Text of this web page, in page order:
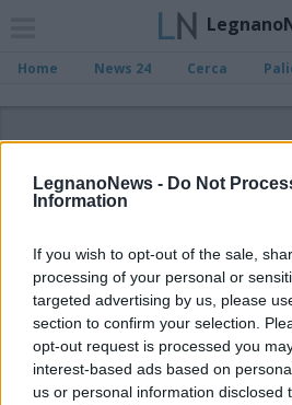
LegnanoNews - Do Not
Information
If you wish to opt-out of the sale,
processing of your personal or
targeted advertising by us, please
section to confirm your selection.
opt-out request is processed you
interest-based ads based on
us or personal information disclosed
Home News 24 Cerca
ADV
Archivio di "azione -
Filtro per data
Non è stato trovato nessun